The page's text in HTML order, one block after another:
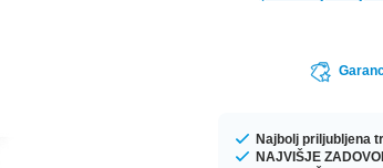
Najbolj priljubljena
NAJVIŠJE